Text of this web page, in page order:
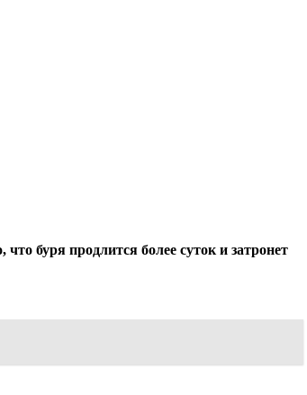
буря продлится более суток и затронет